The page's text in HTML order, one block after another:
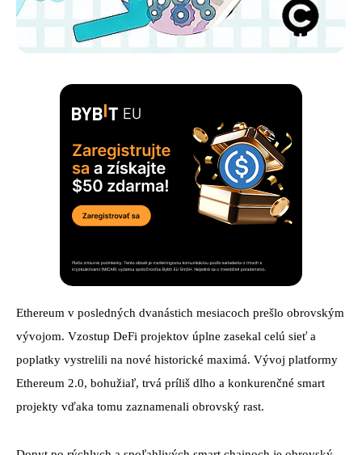
Ethereum v posledných dvanástich mesiacoch prešlo obrovským
vývojom. Vzostup DeFi projektov úplne zasekal celú sieť a
poplatky vystrelili na nové historické maximá. Vývoj platformy
Ethereum 2.0, bohužiaľ, trvá príliš dlho a konkurenčné smart
projekty vďaka tomu zaznamenali obrovský rast.